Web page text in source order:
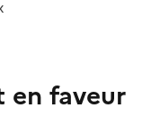
en faveur